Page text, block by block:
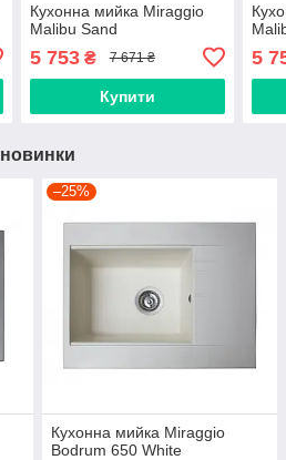
Кухонна мийка Miraggio
Malibu Sand
5 753₴ 7 671 ₴
Купити
5
новинки
–25%
Кухонна мийка Miraggio
Bodrum 650 White